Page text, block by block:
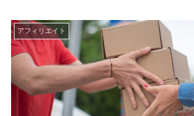
アフィリエイト